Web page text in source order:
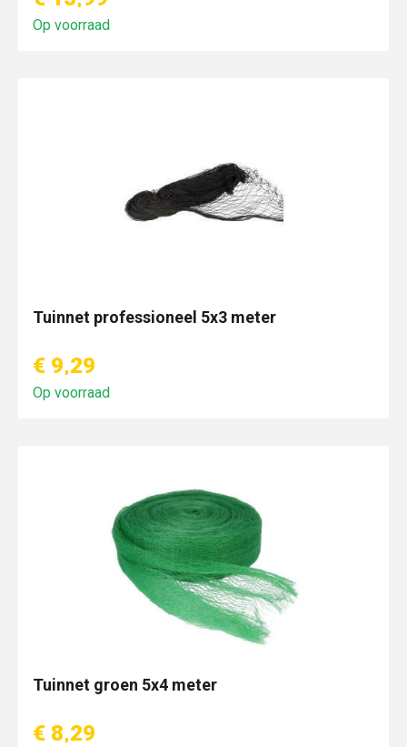
Op voorraad
Tuinnet professioneel 5x3 meter
€ 9,29
Op voorraad
Tuinnet groen 5x4 meter
€ 8,29